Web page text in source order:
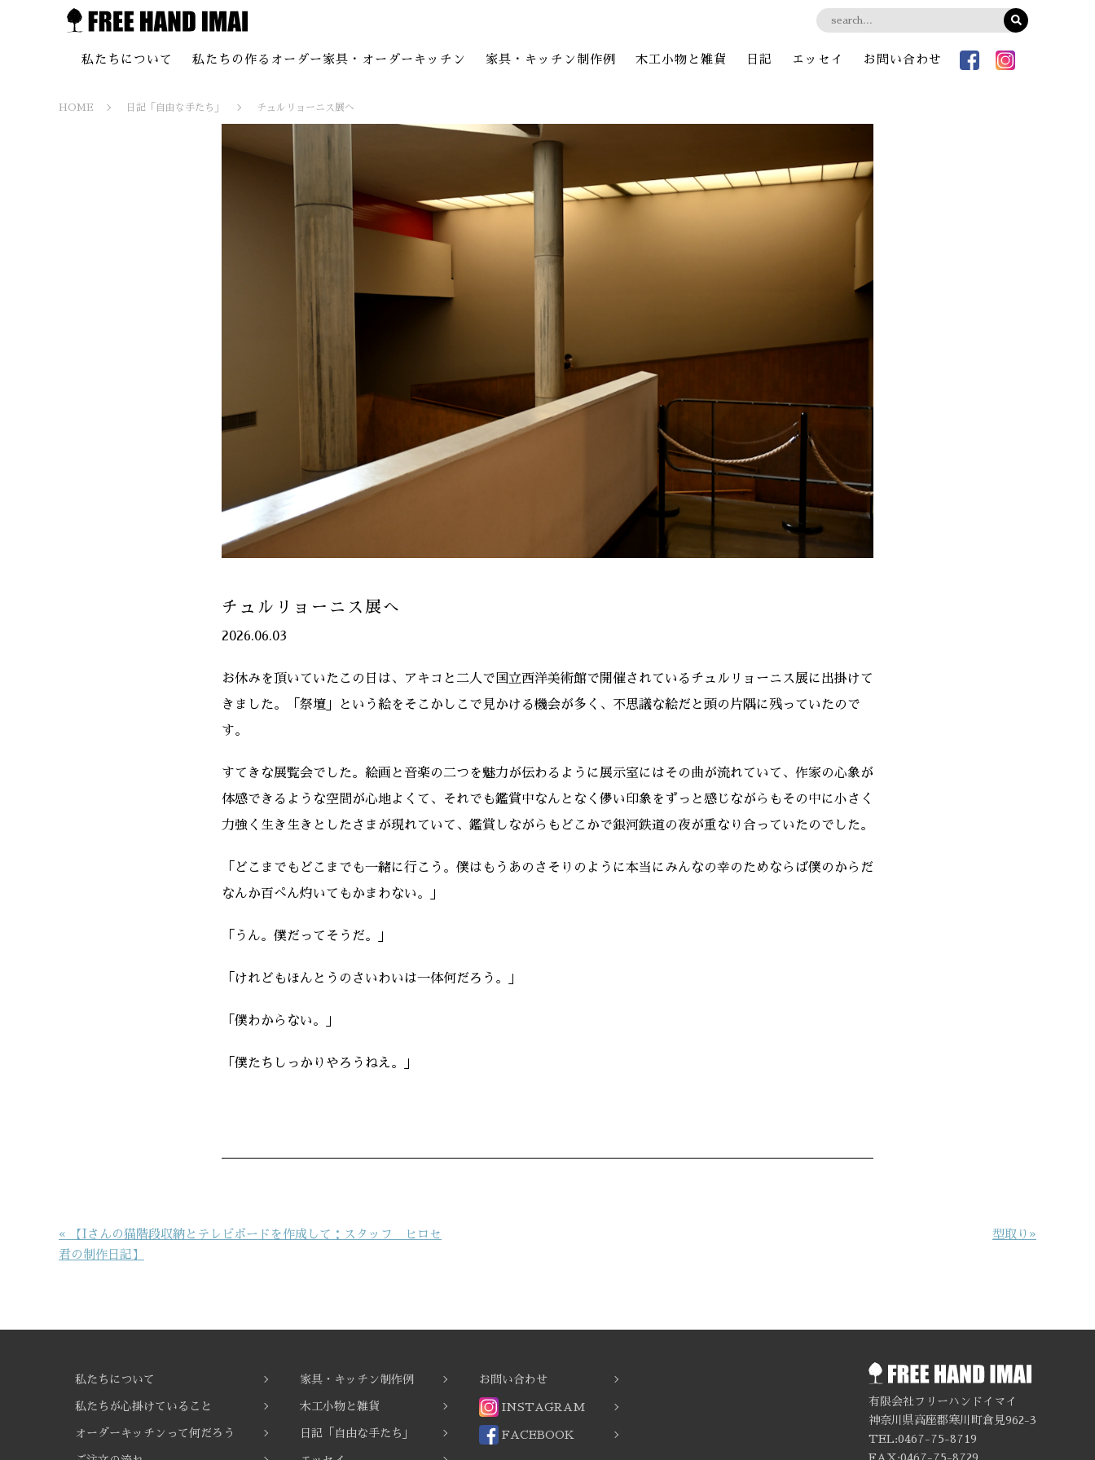
私たちについて 私たちの作るオーダー家具・オーダーキッチン 家具・キッチン制作例 木工小物と雑貨 日記 エッセイ お問い合わせ
HOME 日記「自由な手たち」 チュルリョーニス展へ
チュルリョーニス展へ
2026.06.03
お休みを頂いていたこの日は、アキコと二人で国立西洋美術館で開催されているチュルリョーニス展に出掛けて
きました。「祭壇」という絵をそこかしこで見かける機会が多く、不思議な絵だと頭の片隅に残っていたので
す。
すてきな展覧会でした。絵画と音楽の二つを魅力が伝わるように展示室にはその曲が流れていて、作家の心象が
体感できるような空間が心地よくて、それでも鑑賞中なんとなく儚い印象をずっと感じながらもその中に小さく
力強く生き生きとしたさまが現れていて、鑑賞しながらもどこかで銀河鉄道の夜が重なり合っていたのでした。
「どこまでもどこまでも一緒に行こう。僕はもうあのさそりのように本当にみんなの幸のためならば僕のからだ
なんか百ぺん灼いてもかまわない。」
「うん。僕だってそうだ。」
「けれどもほんとうのさいわいは一体何だろう。」
「僕わからない。」
「僕たちしっかりやろうねえ。」
投
稿
« 【Iさんの猫階段収納とテレビボードを作成して：スタッフ ヒロセ
君の制作日記】
型取り»
私たちについて
私たちが心掛けていること
オーダーキッチンって何だろう
家具・キッチン制作例
木工小物と雑貨
日記「自由な手たち」
お問い合わせ
INSTAGRAM
FACEBOOK
有限会社フリーハンドイマイ
神奈川県高座郡寒川町倉見962-3
TEL:0467-75-8719
FAX:0467-75-8729